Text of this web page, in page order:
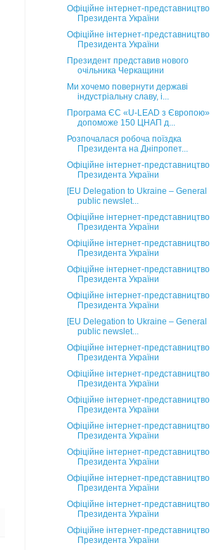
Офіційне інтернет-представництво
Президента України
Офіційне інтернет-представництво
Президента України
Президент представив нового
очільника Черкащини
Ми хочемо повернути державі
індустріальну славу, і...
Програма ЄС «U-LEAD з Європою»
допоможе 150 ЦНАП д...
Розпочалася робоча поїздка
Президента на Дніпропет...
Офіційне інтернет-представництво
Президента України
[EU Delegation to Ukraine – General
public newslet...
Офіційне інтернет-представництво
Президента України
Офіційне інтернет-представництво
Президента України
Офіційне інтернет-представництво
Президента України
Офіційне інтернет-представництво
Президента України
[EU Delegation to Ukraine – General
public newslet...
Офіційне інтернет-представництво
Президента України
Офіційне інтернет-представництво
Президента України
Офіційне інтернет-представництво
Президента України
Офіційне інтернет-представництво
Президента України
Офіційне інтернет-представництво
Президента України
Офіційне інтернет-представництво
Президента України
Офіційне інтернет-представництво
Президента України
Офіційне інтернет-представництво
Президента України